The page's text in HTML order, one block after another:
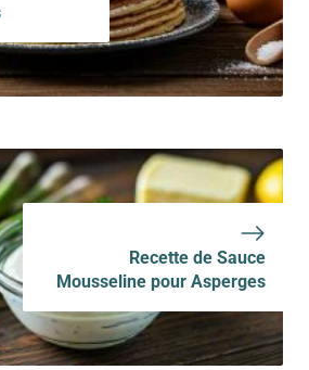
Recette de Sauce
Mousseline pour Asperges